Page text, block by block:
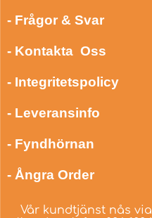
- Frågor & Svar
- Kontakta Oss
- Integritetspolicy
- Leveransinfo
- Fyndhörnan
- Ångra Order
Vår kundtjänst nås via